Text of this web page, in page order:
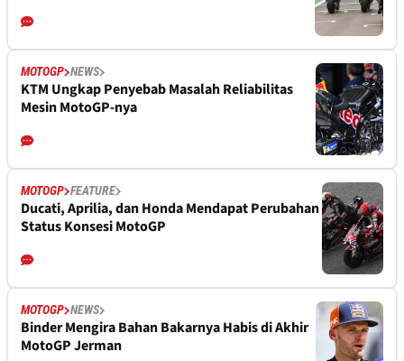
MOTOGP NEWS
KTM Ungkap Penyebab Masalah Reliabilitas
Mesin MotoGP-nya
MOTOGP FEATURE
Ducati, Aprilia, dan Honda Mendapat Perubahan
Status Konsesi MotoGP
MOTOGP NEWS
Binder Mengira Bahan Bakarnya Habis di Akhir
MotoGP Jerman